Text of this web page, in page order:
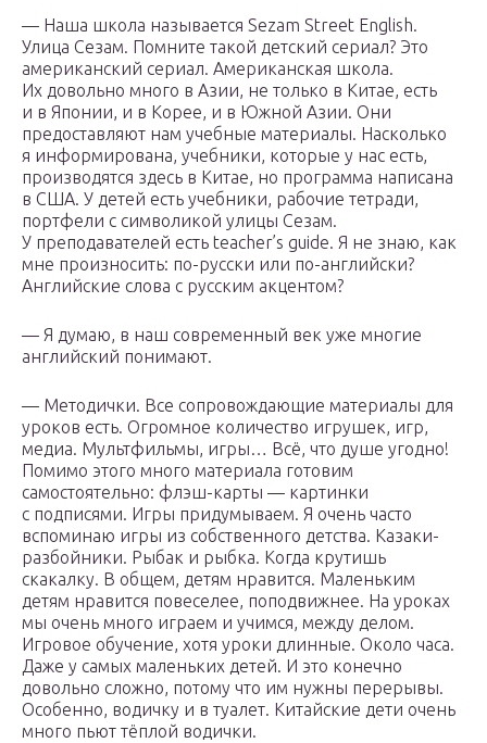
— Наша школа называется Sezam Street English.
Улица Сезам. Помните такой детский сериал? Это
американский сериал. Американская школа.
Их довольно много в Азии, не только в Китае, есть
и в Японии, и в Корее, и в Южной Азии. Они
предоставляют нам учебные материалы. Насколько
я информирована, учебники, которые у нас есть,
производятся здесь в Китае, но программа написана
в США. У детей есть учебники, рабочие тетради,
портфели с символикой улицы Сезам.
У преподавателей есть teacher’s guide. Я не знаю, как
мне произносить: по-русски или по-английски?
Английские слова с русским акцентом?
— Я думаю, в наш современный век уже многие
английский понимают.
— Методички. Все сопровождающие материалы для
уроков есть. Огромное количество игрушек, игр,
медиа. Мультфильмы, игры… Всё, что душе угодно!
Помимо этого много материала готовим
самостоятельно: флэш-карты — картинки
с подписями. Игры придумываем. Я очень часто
вспоминаю игры из собственного детства. Казаки-
разбойники. Рыбак и рыбка. Когда крутишь
скакалку. В общем, детям нравится. Маленьким
детям нравится повеселее, поподвижнее. На уроках
мы очень много играем и учимся, между делом.
Игровое обучение, хотя уроки длинные. Около часа.
Даже у самых маленьких детей. И это конечно
довольно сложно, потому что им нужны перерывы.
Особенно, водичку и в туалет. Китайские дети очень
много пьют тёплой водички.